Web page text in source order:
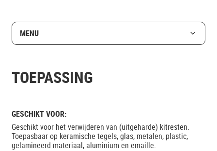
MENU
TOEPASSING
GESCHIKT VOOR:
Geschikt voor het verwijderen van (uitgeharde) kitresten.
Toepasbaar op keramische tegels, glas, metalen, plastic,
gelamineerd materiaal, aluminium en emaille.